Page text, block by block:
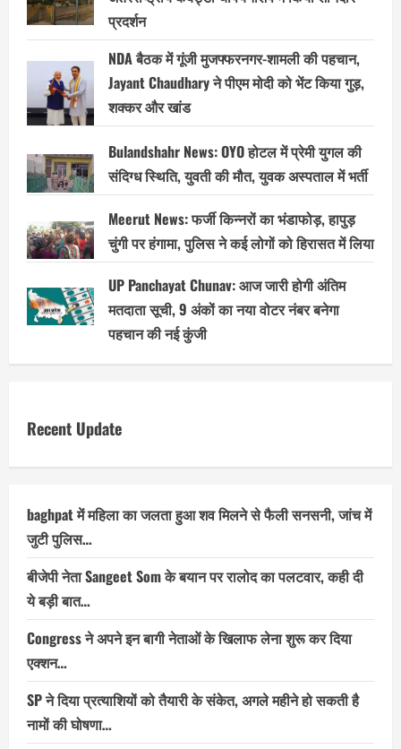
प्रदर्शन
NDA बैठक में गूंजी मुजफ्फरनगर-शामली की पहचान,
Jayant Chaudhary ने पीएम मोदी को भेंट किया गुड़,
शक्कर और खांड
Bulandshahr News: OYO होटल में प्रेमी युगल की
संदिग्ध स्थिति, युवती की मौत, युवक अस्पताल में भर्ती
Meerut News: फर्जी किन्नरों का भंडाफोड़, हापुड़
चुंगी पर हंगामा, पुलिस ने कई लोगों को हिरासत में लिया
UP Panchayat Chunav: आज जारी होगी अंतिम
मतदाता सूची, 9 अंकों का नया वोटर नंबर बनेगा
पहचान की नई कुंजी
Recent Update
baghpat में महिला का जलता हुआ शव मिलने से फैली सनसनी, जांच में
जुटी पुलिस…
बीजेपी नेता Sangeet Som के बयान पर रालोद का पलटवार, कही दी
ये बड़ी बात…
Congress ने अपने इन बागी नेताओं के खिलाफ लेना शुरू कर दिया
एक्शन…
SP ने दिया प्रत्याशियों को तैयारी के संकेत, अगले महीने हो सकती है
नामों की घोषणा…